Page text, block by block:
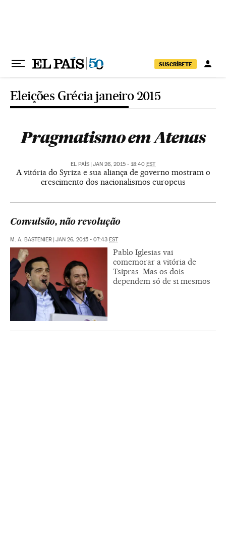
SUSCRÍBETE
Eleições Grécia janeiro 2015
Pragmatismo em Atenas
EL PAÍS | JAN 26, 2015 - 18:40 EST
A vitória do Syriza e sua aliança de governo mostram o
crescimento dos nacionalismos europeus
Convulsão, não revolução
M. A. BASTENIER | JAN 26, 2015 - 07:43 EST
Pablo Iglesias vai
comemorar a vitória de
Tsipras. Mas os dois
dependem só de si mesmos